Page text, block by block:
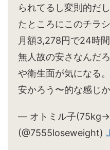
られてるし変則的だ
たところにこのチラシ
月額3,278円で24時
無人故の安さなんだ
や衛生面が気になる
安かろう〜的な感じ
— オトミル子
(@7555loseweight)